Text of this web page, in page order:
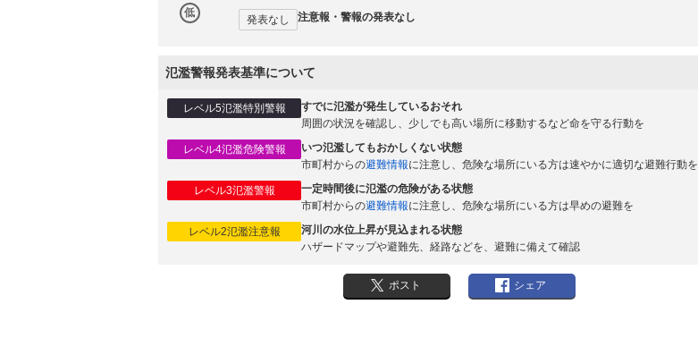
低
発表なし 注意報・警報の発表なし
氾濫警報発表基準について
レベル5氾濫特別警報
すでに氾濫が発生しているおそれ
周囲の状況を確認し、少しでも高い場所に移動するなど命を守る行動を
レベル4氾濫危険警報
いつ氾濫してもおかしくない状態
市町村からの避難情報に注意し、危険な場所にいる方は速やかに適切な避難行動を
レベル3氾濫警報
一定時間後に氾濫の危険がある状態
市町村からの避難情報に注意し、危険な場所にいる方は早めの避難を
レベル2氾濫注意報
河川の水位上昇が見込まれる状態
ハザードマップや避難先、経路などを、避難に備えて確認
ポスト シェア